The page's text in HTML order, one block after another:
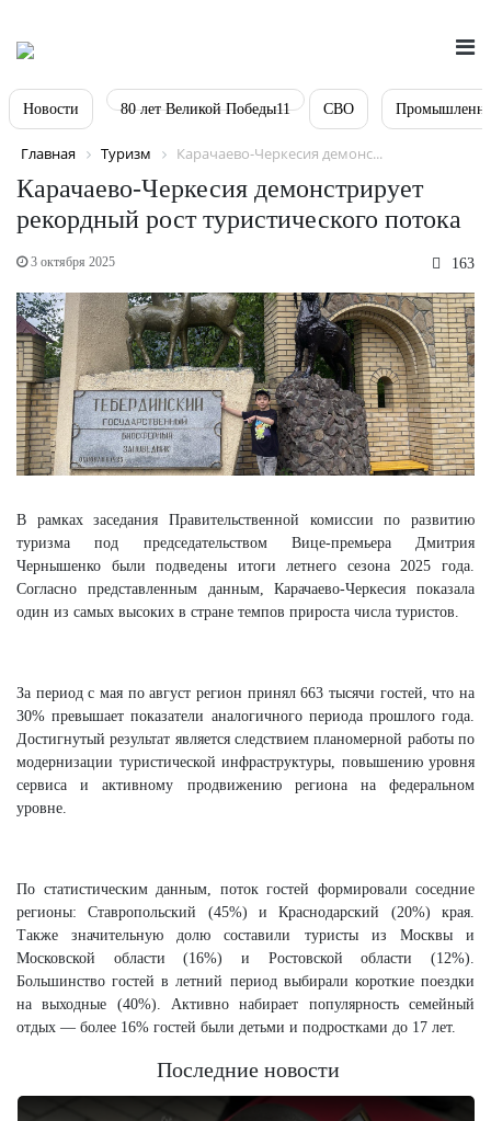
Новости 80 лет Великой Победы11 СВО
Главная Туризм Карачаево-Черкесия демонс...
Карачаево-Черкесия демонстрирует
рекордный рост туристического потока
3 октября 2025 163
В рамках заседания Правительственной комиссии по развитию
туризма под председательством Вице-премьера Дмитрия
Чернышенко были подведены итоги летнего сезона 2025 года.
Согласно представленным данным, Карачаево-Черкесия показала
один из самых высоких в стране темпов прироста числа туристов.
За период с мая по август регион принял 663 тысячи гостей, что на
30% превышает показатели аналогичного периода прошлого года.
Достигнутый результат является следствием планомерной работы по
модернизации туристической инфраструктуры, повышению уровня
сервиса и активному продвижению региона на федеральном
уровне.
По статистическим данным, поток гостей формировали соседние
регионы: Ставропольский (45%) и Краснодарский (20%) края.
Также значительную долю составили туристы из Москвы и
Московской области (16%) и Ростовской области (12%).
Большинство гостей в летний период выбирали короткие поездки
на выходные (40%). Активно набирает популярность семейный
отдых — более 16% гостей были детьми и подростками до 17 лет.
Последние новости